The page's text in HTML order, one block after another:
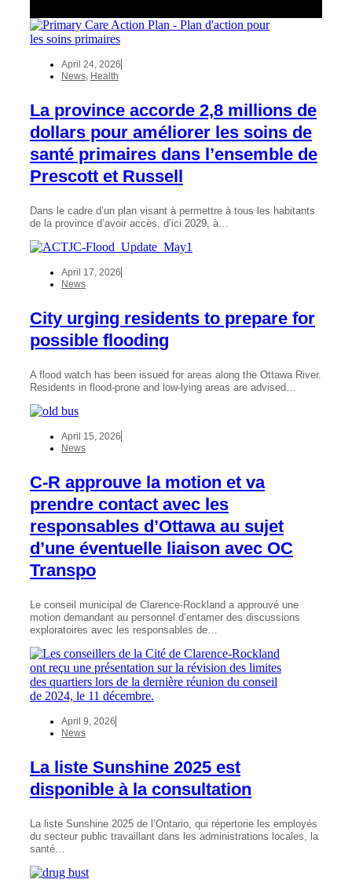
April 24, 2026
News Health
La province accorde 2,8 millions de
dollars pour améliorer les soins de
santé primaires dans l’ensemble de
Prescott et Russell
Dans le cadre d’un plan visant à permettre à tous les habitants
de la province d’avoir accès, d’ici 2029, à…
April 17, 2026
News
City urging residents to prepare for
possible flooding
A flood watch has been issued for areas along the Ottawa River.
Residents in flood-prone and low-lying areas are advised…
April 15, 2026
News
C-R approuve la motion et va
prendre contact avec les
responsables d’Ottawa au sujet
d’une éventuelle liaison avec OC
Transpo
Le conseil municipal de Clarence-Rockland a approuvé une
motion demandant au personnel d’entamer des discussions
exploratoires avec les responsables de…
April 9, 2026
News
La liste Sunshine 2025 est
disponible à la consultation
La liste Sunshine 2025 de l’Ontario, qui répertorie les employés
du secteur public travaillant dans les administrations locales, la
santé…